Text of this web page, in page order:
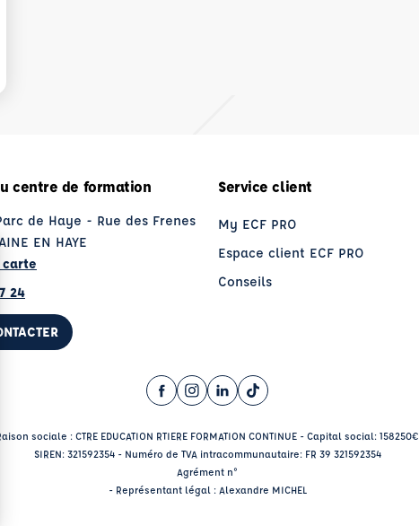
centre de formation
de Haye - Rue des Frenes
EN HAYE
24
Service client
My ECF PRO
Espace client ECF PRO
Conseils
Facebook (nouvelle fenêtre)
Instagram (nouvelle fenêtre)
LinkedIn (nouvelle fenêtre)
TikTok (nouvelle fenêtre)
Raison sociale : CTRE EDUCATION RTIERE FORMATION CONTINUE - Capital social: 158250€
SIREN: 321592354 - Numéro de TVA intracommunautaire: FR 39 321592354
Agrément n°
- Représentant légal : Alexandre MICHEL